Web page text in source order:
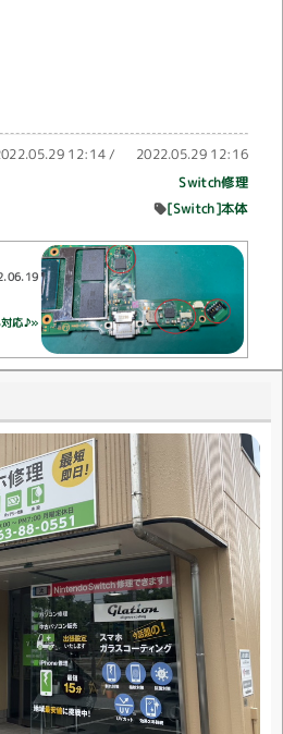
12:14/ 2022.05.29 12:16
Switch修理
[Switch]本体
応♪»